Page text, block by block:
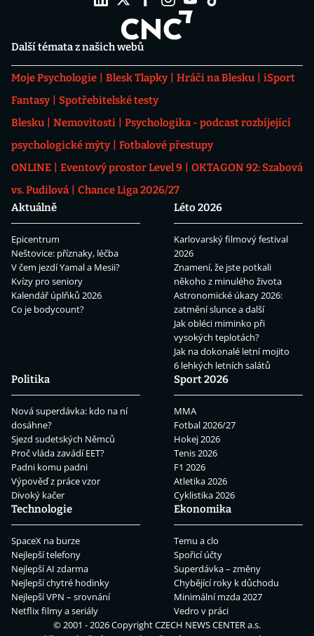
Další témata z našich webů
Moje Psychologie Blesk Tlapky Hráči na Blesku
iSport
Fantasy
Spotřebitelské testy
Blesku
Nemovitosti
Psychologika - podcast rozbíjející
psychologické mýty
Fotbalové přestupy
ONLINE
Eventový prostor Level 9
OKTAGON 92: Szabová
vs. Pudilová
Chance Liga 2026/27
Aktuálně
Epicentrum
Neštovice: příznaky, léčba
V čem jezdí Yamal a Mesii?
Kvízy pro seniory
Kalendář úplňků 2026
Co je bodycount?
Léto 2026
Karlovarský filmový festival
2026
Znamení, že jste potkali
někoho z minulého života
Astronomické úkazy 2026:
zatmění slunce a další
Jak obléci miminko při
vysokých teplotách?
Jak na dokonalé letní mojito
6 lehkých letních salátů
Politika
Nová superdávka: kdo na ní
dosáhne?
Sjezd sudetských Němců
Proč vláda zavádí EET?
Padni komu padni
Výpověď z práce vzor
Divoký kačer
Sport 2026
MMA
Fotbal 2026/27
Hokej 2026
Tenis 2026
F1 2026
Atletika 2026
Cyklistika 2026
Technologie
SpaceX na burze
Nejlepší telefony
Nejlepší AI zdarma
Nejlepší chytré hodinky
Nejlepší VPN – srovnání
Netflix filmy a seriály
Ekonomika
Temu a clo
Spořicí účty
Superdávka – změny
Chybějící roky k důchodu
Minimální mzda 2027
Vedro v práci
© 2001 - 2026 CopyrightCZECH NEWS CENTER a.s.